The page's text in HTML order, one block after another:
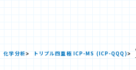
化学分析 トリプル四重極 ICP-MS (ICP-QQQ)